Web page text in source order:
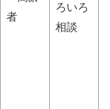
者
ろいろ
相談